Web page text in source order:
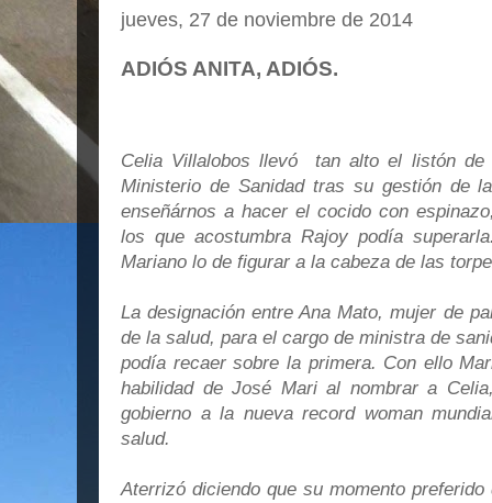
jueves, 27 de noviembre de 2014
ADIÓS ANITA, ADIÓS.
Celia Villalobos llevó tan alto el listón de
Ministerio de Sanidad tras su gestión de
enseñárnos a hacer el cocido con
los que acostumbra Rajoy podía
Mariano lo de figurar a la cabeza de las
La designación entre Ana Mato, mujer de
de la salud, para el cargo de ministra de
podía recaer sobre la primera. Con ello
habilidad de José Mari al nombrar a
gobierno a la nueva record woman
salud.
Aterrizó diciendo que su momento